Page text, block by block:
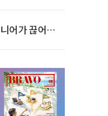
어가 끊어야